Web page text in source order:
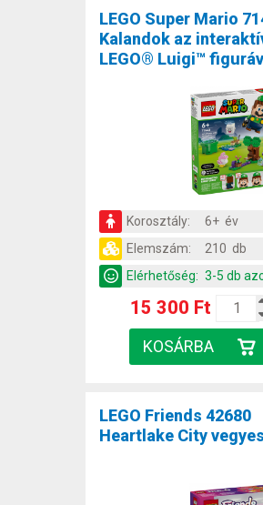
LEGO Super Mario
Kalandok az
LEGO® Luigi™
Korosztály:
6+ év
Elemszám:
210 db
Elérhetőség: 3-5 db
15 300 Ft
LEGO Friends 42680
Heartlake City